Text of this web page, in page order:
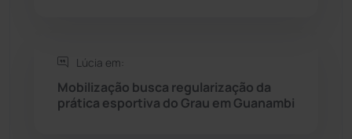
Lúcia em:
Mobilização busca regularização da
prática esportiva do Grau em Guanambi